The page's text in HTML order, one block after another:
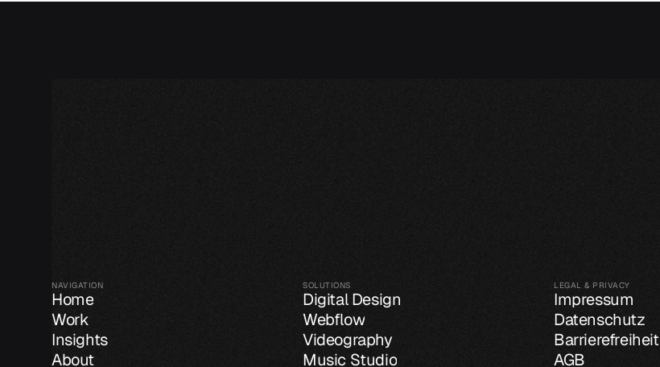
NAVIGATION
Home
Work
Insights
About
SOLUTIONS
Digital Design
Webflow
Videography
Music Studio
LEGAL & PRIVACY
Impressum
Datenschutz
Barrierefreiheit
AGB